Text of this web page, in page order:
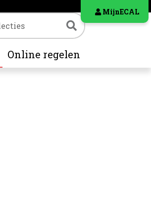
MijnECAL
Zoeken
Online regelen